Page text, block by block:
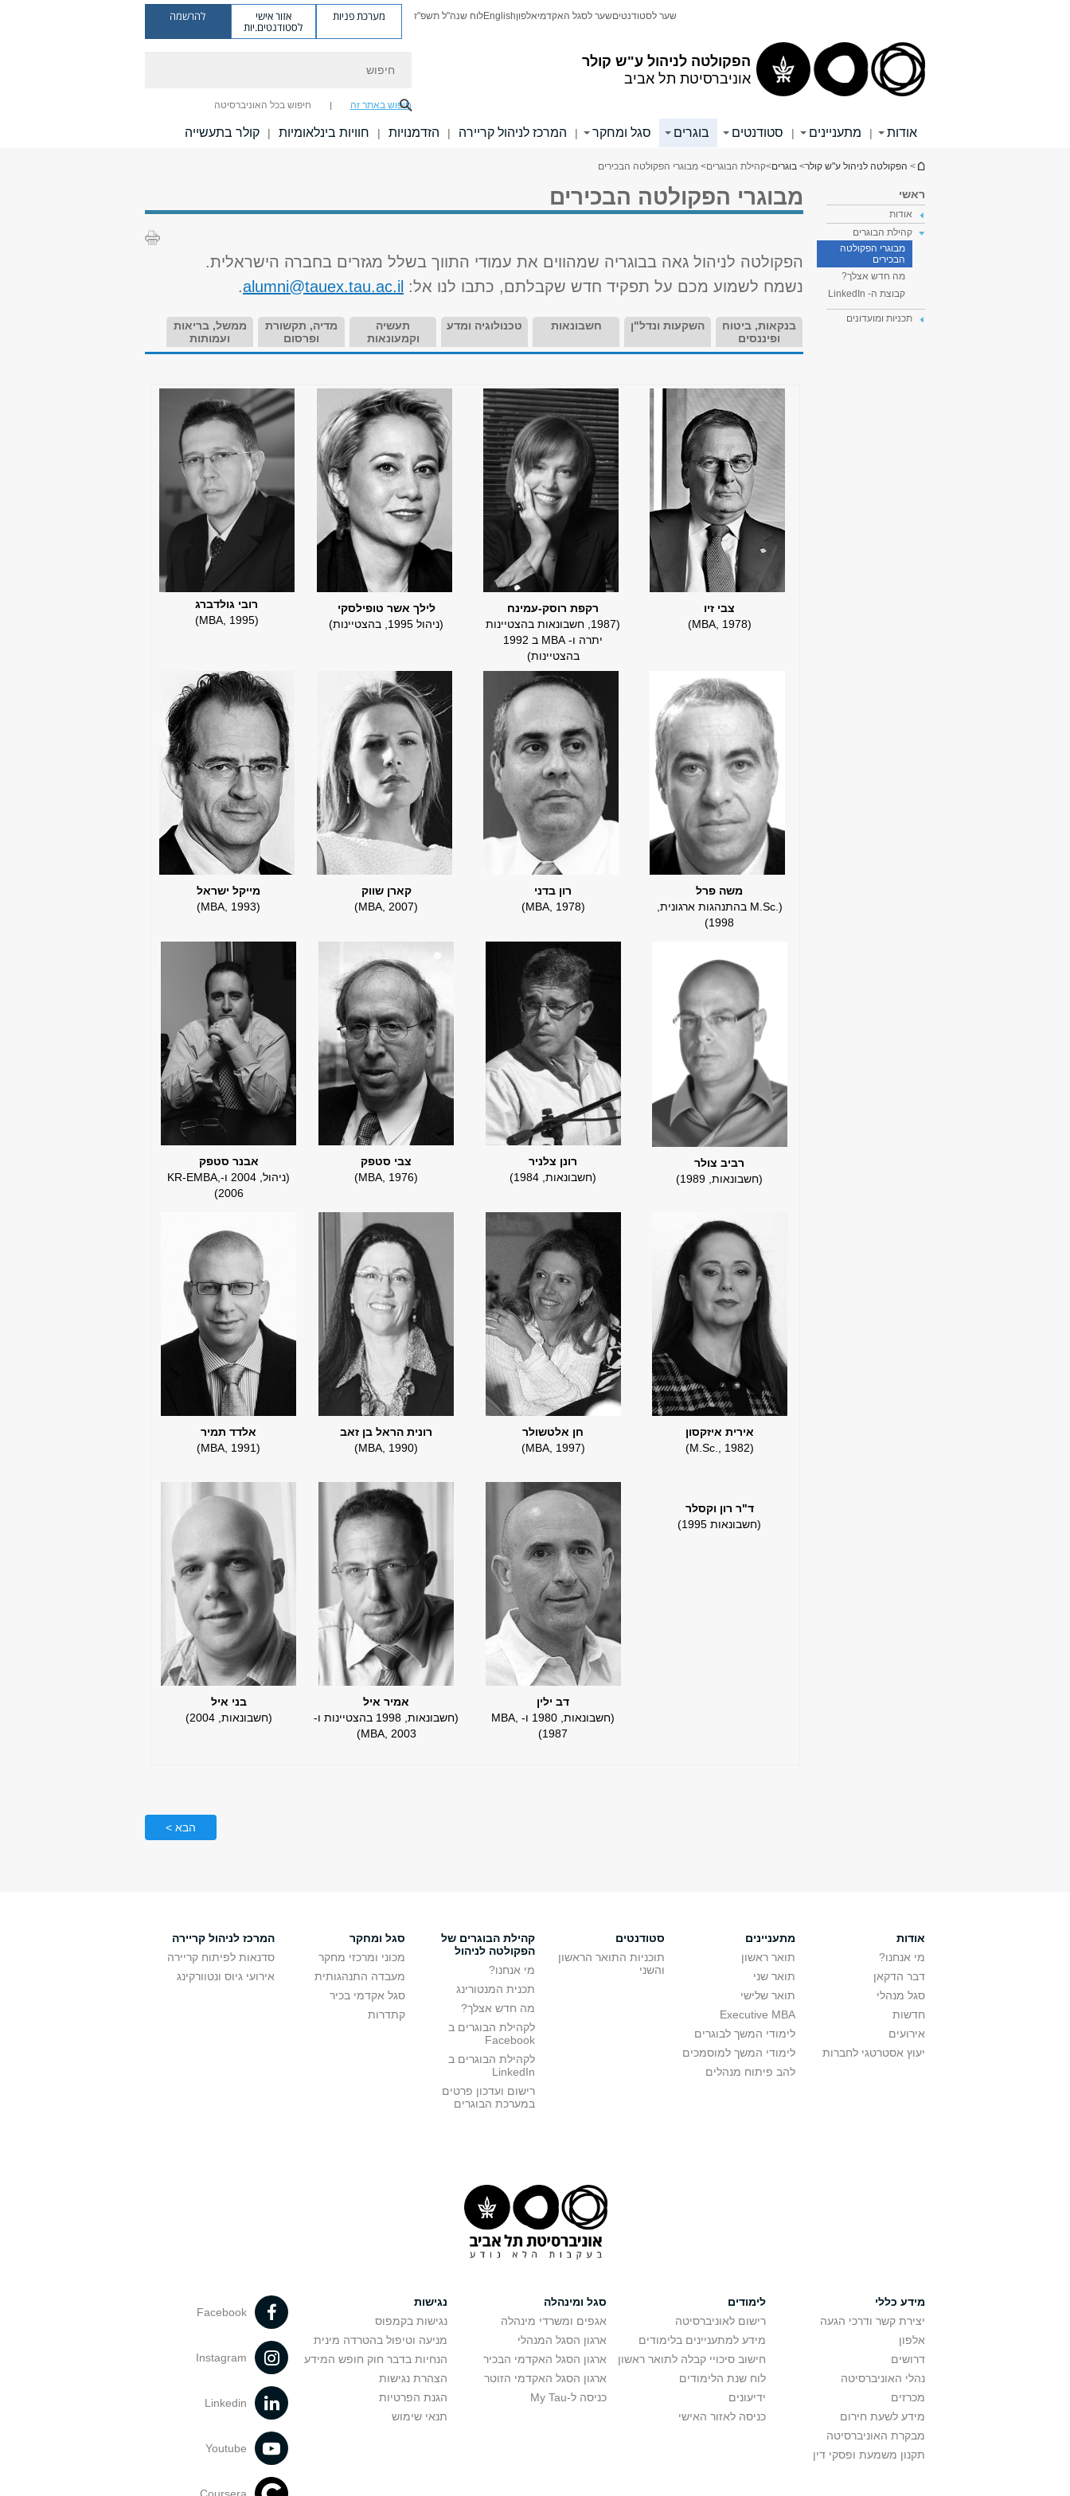
הפקולטה לניהול ע"ש קולר
אוניברסיטת תל אביב
שער לסטודנטיםשער לסגל האקדמיאלפוןEnglishלוח שנה"ל תשפ"ז מערכת פניות אזור אישי
לסטודנטים.יות
להרשמה
חיפוש באתר זה חיפוש בכל האוניברסיטה
אודות | מתעניינים | סטודנטים בוגרים סגל ומחקר | המרכז לניהול קריירה | הזדמנויות | חוויות בינלאומיות | קולר בתעשייה
הינך נמצא כאן
> הפקולטה לניהול ע"ש קולר> בוגרים>קהילת הבוגרים> מבוגרי הפקולטה הבכירים
ראשי
אודות
קהילת הבוגרים
מבוגרי הפקולטה
הבכירים
מה חדש אצלך?
קבוצת ה- LinkedIn
תכניות ומועדונים
מבוגרי הפקולטה הבכירים
הפקולטה לניהול גאה בבוגריה שמהווים את עמודי התווך בשלל מגזרים בחברה הישראלית.
נשמח לשמוע מכם על תפקיד חדש שקבלתם, כתבו לנו אל: alumni@tauex.tau.ac.il
.
בנקאות, ביטוח
ופיננסים
השקעות ונדל"ן חשבונאות טכנולוגיה ומדע
תעשיה
וקמעונאות
מדיה, תקשורת
ופרסום
ממשל, בריאות
ועמותות
צבי זיו
(MBA, 1978)
​רקפת רוסק-עמינח
(1987, חשבונאות בהצטיינות
יתרה ו- MBA ב 1992
בהצטיינות)
לילך אשר טופילסקי
(ניהול 1995, בהצטיינות)
רובי גולדברג
(MBA, 1995)
משה פרל
(.M.Sc בהתנהגות ארגונית,
1998)
רון בדני
(MBA, 1978)
קארן שווק
(MBA, 2007)
מייקל ישראל
(MBA, 1993)
רביב צולר
(חשבונאות, 1989)
רונן צלניר
(חשבונאות, 1984)
צבי סטפק
(MBA, 1976)
אבנר סטפק
(ניהול, 2004 ו-KR-EMBA,
2006)
אירית איזקסון
(M.Sc., 1982)
חן אלטשולר
​(MBA, 1997)
רונית הראל בן זאב
(MBA, 1990)
אלדד תמיר
(MBA, 1991)
ד"ר רון וקסלר
​(חשבונאות 1995)
דב ילין
(חשבונאות, 1980 ו- MBA,
1987)
אמיר איל
​(חשבונאות, 1998 בהצטיינות ו-
MBA, 2003)
בני איל
​(חשבונאות, 2004)
הבא >
אודות
מי אנחנו?
דבר הדקאן
סגל מנהלי
חדשות
אירועים
יעוץ אסטרטגי לחברות
מתעניינים
תואר ראשון
תואר שני
תואר שלישי
Executive MBA
לימודי המשך לבוגרים
לימודי המשך למוסמכים
להב פיתוח מנהלים
סטודנטים
תוכניות התואר הראשון
והשני
קהילת הבוגרים של
הפקולטה לניהול
מי אנחנו?
תכנית המנטורינג
מה חדש אצלך?
לקהילת הבוגרים ב
Facebook
לקהילת הבוגרים ב
LinkedIn
רישום ועדכון פרטים
במערכת הבוגרים
סגל ומחקר
מכוני ומרכזי מחקר
מעבדה התנהגותית
סגל אקדמי בכיר
קתדרות
המרכז לניהול קריירה
סדנאות לפיתוח קריירה
אירועי גיוס ונטוורקינג
מידע כללי
יצירת קשר ודרכי הגעה
אלפון
דרושים
נהלי האוניברסיטה
מכרזים
מידע לשעת חירום
מבקרת האוניברסיטה
תקנון משמעת ופסקי דין
לימודים
רישום לאוניברסיטה
מידע למתעניינים בלימודים
חישוב סיכויי קבלה לתואר ראשון
לוח שנת הלימודים
ידיעונים
כניסה לאזור האישי
סגל ומינהלה
אגפים ומשרדי מינהלה
ארגון הסגל המנהלי
ארגון הסגל האקדמי הבכיר
ארגון הסגל האקדמי הזוטר
כניסה ל-My Tau
נגישות
נגישות בקמפוס
מניעה וטיפול בהטרדה מינית
הנחיות בדבר חוק חופש המידע
הצהרת נגישות
הגנת הפרטיות
תנאי שימוש
Facebook
Instagram
Linkedin
Youtube